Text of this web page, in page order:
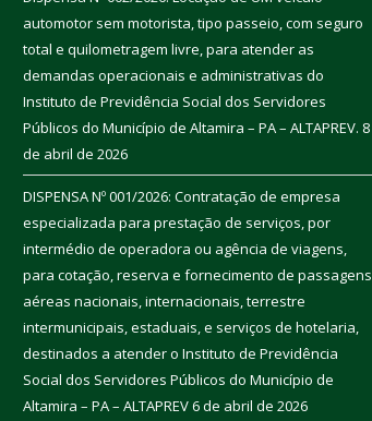
automotor sem motorista, tipo passeio, com seguro
total e quilometragem livre, para atender as
demandas operacionais e administrativas do
Instituto de Previdência Social dos Servidores
Públicos do Município de Altamira – PA – ALTAPREV. 8
de abril de 2026
DISPENSA Nº 001/2026: Contratação de empresa
especializada para prestação de serviços, por
intermédio de operadora ou agência de viagens,
para cotação, reserva e fornecimento de passagens
aéreas nacionais, internacionais, terrestre
intermunicipais, estaduais, e serviços de hotelaria,
destinados a atender o Instituto de Previdência
Social dos Servidores Públicos do Município de
Altamira – PA – ALTAPREV6 de abril de 2026